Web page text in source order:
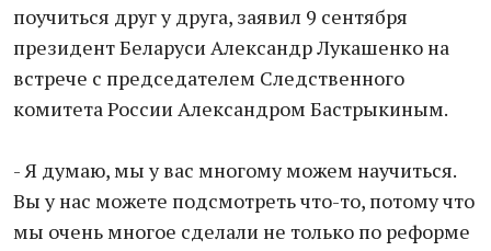
поучиться друг у друга, заявил 9 сентября
президент Беларуси Александр Лукашенко на
встрече с председателем Следственного
комитета России Александром Бастрыкиным.
- Я думаю, мы у вас многому можем научиться.
Вы у нас можете подсмотреть что-то, потому что
мы очень многое сделали не только по реформе